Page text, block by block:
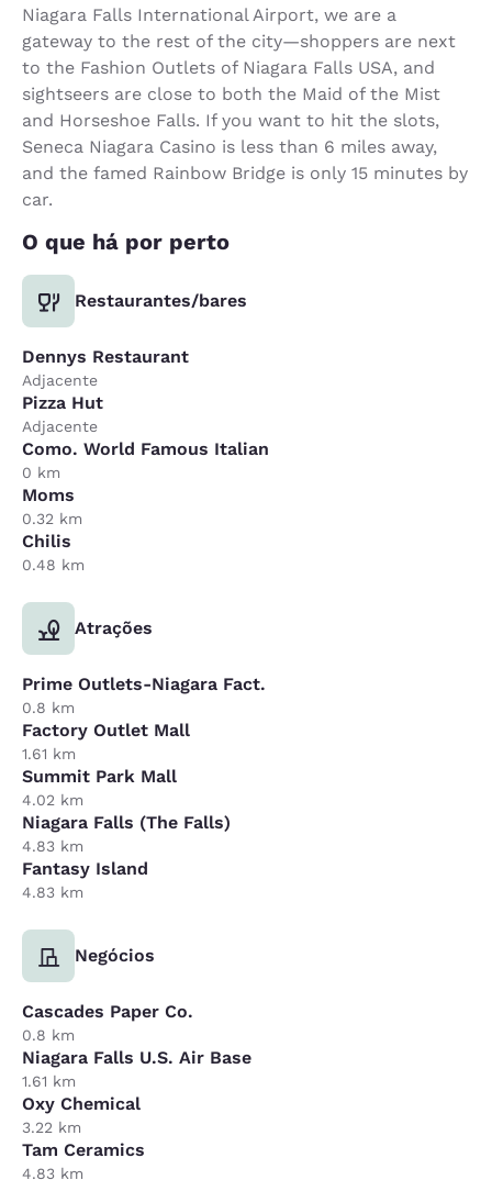
Niagara Falls International Airport, we are a
gateway to the rest of the city—shoppers are next
to the Fashion Outlets of Niagara Falls USA, and
sightseers are close to both the Maid of the Mist
and Horseshoe Falls. If you want to hit the slots,
Seneca Niagara Casino is less than 6 miles away,
and the famed Rainbow Bridge is only 15 minutes by
car.
O que há por perto
Restaurantes/bares
Dennys Restaurant
Adjacente
Pizza Hut
Adjacente
Como. World Famous Italian
0 km
Moms
0.32 km
Chilis
0.48 km
Atrações
Prime Outlets-Niagara Fact.
0.8 km
Factory Outlet Mall
1.61 km
Summit Park Mall
4.02 km
Niagara Falls (The Falls)
4.83 km
Fantasy Island
4.83 km
Negócios
Cascades Paper Co.
0.8 km
Niagara Falls U.S. Air Base
1.61 km
Oxy Chemical
3.22 km
Tam Ceramics
4.83 km